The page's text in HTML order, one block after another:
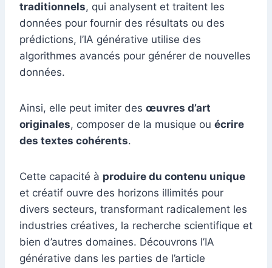
traditionnels, qui analysent et traitent les
données pour fournir des résultats ou des
prédictions, l’IA générative utilise des
algorithmes avancés pour générer de nouvelles
données.
Ainsi, elle peut imiter des œuvres d’art
originales, composer de la musique ou écrire
des textes cohérents.
Cette capacité à produire du contenu unique
et créatif ouvre des horizons illimités pour
divers secteurs, transformant radicalement les
industries créatives, la recherche scientifique et
bien d’autres domaines. Découvrons l’IA
générative dans les parties de l’article